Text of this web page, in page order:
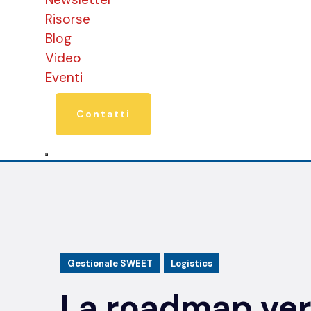
Risorse
Blog
Video
Eventi
Contatti
Gestionale SWEET Logistics